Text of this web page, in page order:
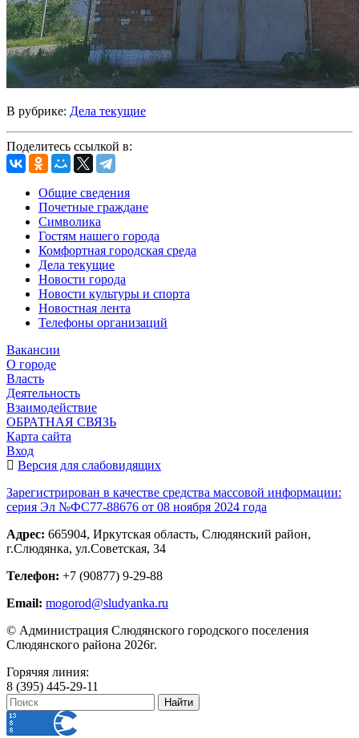
В рубрике: Дела текущие
Поделитесь ссылкой в:
Общие сведения
Почетные граждане
Символика
Гостям нашего города
Комфортная городская среда
Дела текущие
Новости города
Новости культуры и спорта
Новостная лента
Телефоны организаций
Вакансии
О городе
Власть
Деятельность
Взаимодействие
ОБРАТНАЯ СВЯЗЬ
Карта сайта
Вход
Версия для слабовидящих
Зарегистрирован в качестве средства массовой информации:
серия Эл №ФС77-88676 от 08 ноября 2024 года
Адрес: 665904, Иркутская область, Слюдянский район,
г.Слюдянка, ул.Советская, 34
Телефон: +7 (90877) 9-29-88
Email: mogorod@sludyanka.ru
© Администрация Слюдянского городского поселения
Слюдянского района 2026г.
Горячяя линия:
8 (395) 445-29-11